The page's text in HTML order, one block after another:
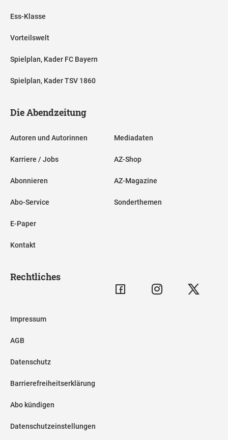
Ess-Klasse
Vorteilswelt
Spielplan, Kader FC Bayern
Spielplan, Kader TSV 1860
Die Abendzeitung
Autoren und Autorinnen
Karriere / Jobs
Abonnieren
Abo-Service
E-Paper
Kontakt
Mediadaten
AZ-Shop
AZ-Magazine
Sonderthemen
Rechtliches
Impressum
AGB
Datenschutz
Barrierefreiheitserklärung
Abo kündigen
Datenschutzeinstellungen